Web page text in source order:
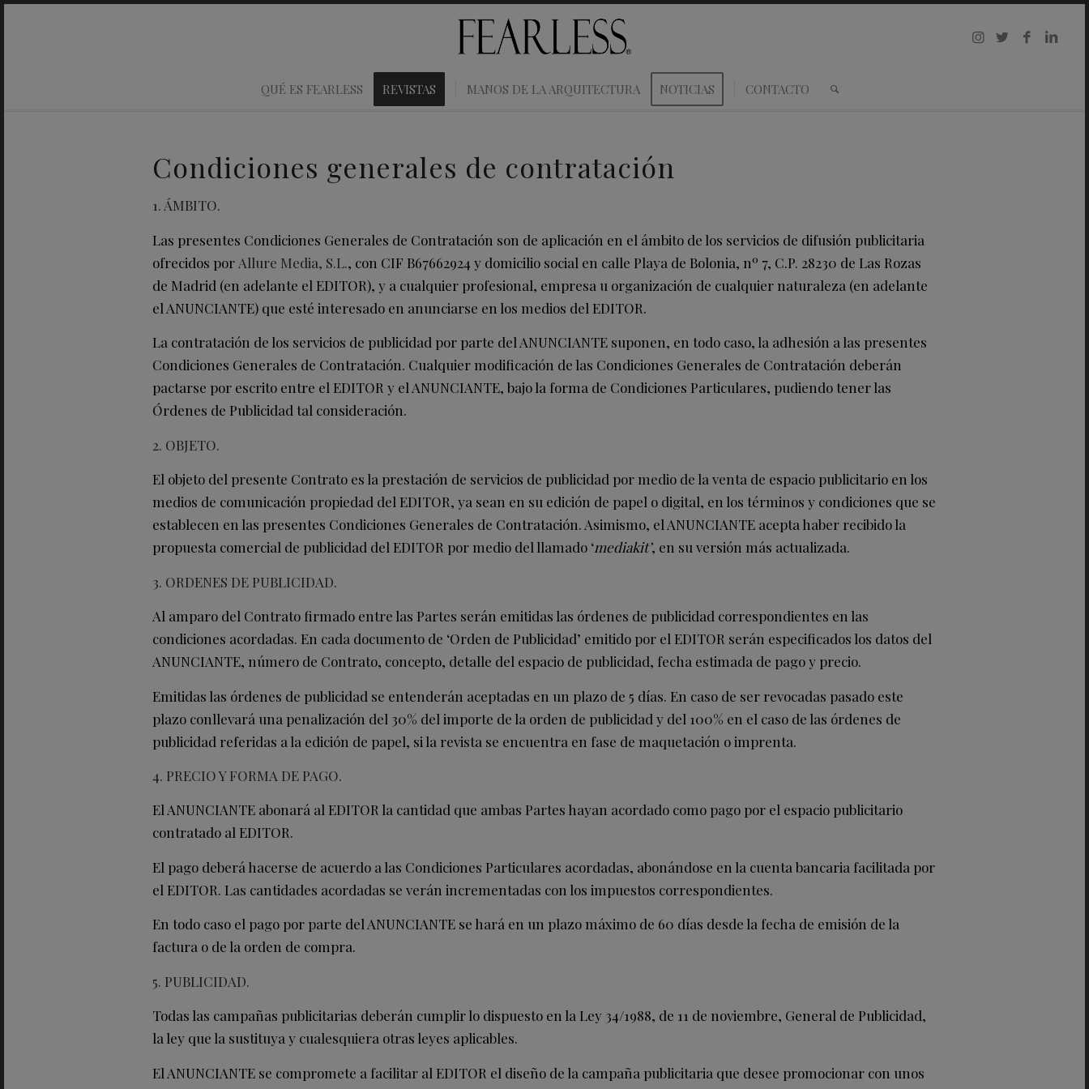
QUÉ ES FEARLESS REVISTAS MANOS DE LA ARQUITECTURA NOTICIAS CONTACTO
Condiciones generales de contratación
1. ÁMBITO.
Las presentes Condiciones Generales de Contratación son de aplicación en el ámbito de los servicios de difusión publicitaria
ofrecidos por Allure Media, S.L., con CIF B67662924 y domicilio social en calle Playa de Bolonia, nº 7, C.P. 28230 de Las Rozas
de Madrid (en adelante el EDITOR), y a cualquier profesional, empresa u organización de cualquier naturaleza (en adelante
el ANUNCIANTE) que esté interesado en anunciarse en los medios del EDITOR.
La contratación de los servicios de publicidad por parte del ANUNCIANTE suponen, en todo caso, la adhesión a las presentes
Condiciones Generales de Contratación. Cualquier modificación de las Condiciones Generales de Contratación deberán
pactarse por escrito entre el EDITOR y el ANUNCIANTE, bajo la forma de Condiciones Particulares, pudiendo tener las
Órdenes de Publicidad tal consideración.
2. OBJETO.
El objeto del presente Contrato es la prestación de servicios de publicidad por medio de la venta de espacio publicitario en los
medios de comunicación propiedad del EDITOR, ya sean en su edición de papel o digital, en los términos y condiciones que se
establecen en las presentes Condiciones Generales de Contratación. Asimismo, el ANUNCIANTE acepta haber recibido la
propuesta comercial de publicidad del EDITOR por medio del llamado ‘mediakit’, en su versión más actualizada.
3. ORDENES DE PUBLICIDAD.
Al amparo del Contrato firmado entre las Partes serán emitidas las órdenes de publicidad correspondientes en las
condiciones acordadas. En cada documento de ‘Orden de Publicidad’ emitido por el EDITOR serán especificados los datos del
ANUNCIANTE, número de Contrato, concepto, detalle del espacio de publicidad, fecha estimada de pago y precio.
Emitidas las órdenes de publicidad se entenderán aceptadas en un plazo de 5 días. En caso de ser revocadas pasado este
plazo conllevará una penalización del 30% del importe de la orden de publicidad y del 100% en el caso de las órdenes de
publicidad referidas a la edición de papel, si la revista se encuentra en fase de maquetación o imprenta.
4. PRECIO Y FORMA DE PAGO.
El ANUNCIANTE abonará al EDITOR la cantidad que ambas Partes hayan acordado como pago por el espacio publicitario
contratado al EDITOR.
El pago deberá hacerse de acuerdo a las Condiciones Particulares acordadas, abonándose en la cuenta bancaria facilitada por
el EDITOR. Las cantidades acordadas se verán incrementadas con los impuestos correspondientes.
En todo caso el pago por parte del ANUNCIANTE se hará en un plazo máximo de 60 días desde la fecha de emisión de la
factura o de la orden de compra.
5. PUBLICIDAD.
Todas las campañas publicitarias deberán cumplir lo dispuesto en la Ley 34/1988, de 11 de noviembre, General de Publicidad,
la ley que la sustituya y cualesquiera otras leyes aplicables.
El ANUNCIANTE se compromete a facilitar al EDITOR el diseño de la campaña publicitaria que desee promocionar con unos